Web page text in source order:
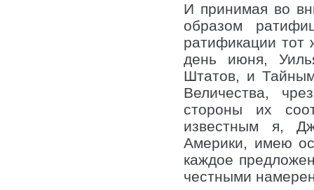
И принимая во
образом
ратификации
день июня,
Штатов, и
Величества,
стороны их
известным я,
Америки, имею
каждое
честными